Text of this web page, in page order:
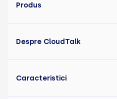
Produs
Despre CloudTalk
Caracteristici